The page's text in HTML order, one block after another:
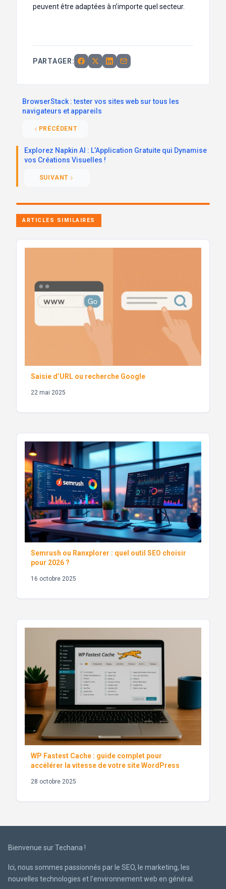
peuvent être adaptées à n’importe quel secteur.
PARTAGER:
BrowserStack : tester vos sites web sur tous les
navigateurs et appareils
PRÉCÉDENT
Explorez Napkin AI : L’Application Gratuite qui Dynamise
vos Créations Visuelles !
SUIVANT
ARTICLES SIMILAIRES
Saisie d’URL ou recherche Google
22 mai 2025
Semrush ou Ranxplorer : quel outil SEO choisir
pour 2026 ?
16 octobre 2025
WP Fastest Cache : guide complet pour
accélérer la vitesse de votre site WordPress
28 octobre 2025
Bienvenue sur Techana !
Ici, nous sommes passionnés par le SEO, le marketing, les
nouvelles technologies et l'environnement web en général.